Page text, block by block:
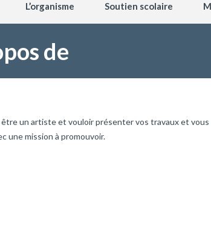
L’organisme Soutien scolaire
de
un artiste et vouloir présenter vos travaux et
une mission à promouvoir.